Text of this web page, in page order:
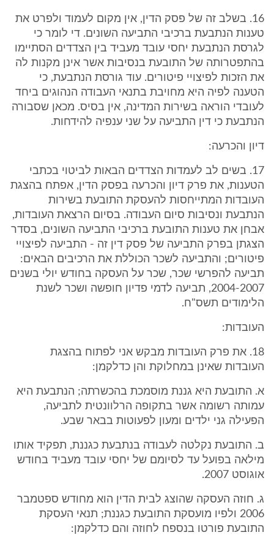
16. בשלב זה של פסק הדין, אין מקום לעמוד ולפרט את
טענות הנתבעת ברכיבי התביעה השונים. די לומר כי
לגרסת הנתבעת יחסי עובד מעביד בין הצדדים הסתיימו
בהתפטרותה של התובעת בנסיבות אשר אינן מקנות לה
את הזכות לפיצויי פיטורים. עוד גורסת הנתבעת, כי
הטענה לפיה היא מחויבת בתנאי העבודה הנהוגים ביחד
לעובדי הוראה בשירות המדינה, אין בסיס. מכאן שסבורה
הנתבעת כי דין התביעה על שני ענפיה להידחות.
דיון והכרעה:
17. בשים לב לעמדות הצדדים הבאות לביטוי בכתבי
הטענות, את פרק דיון והכרעה בפסק הדין, אפתח בהצגת
העובדות המתייחסות להעסקת התובעת בשירות
הנתבעת ונסיבות סיום העבודה. בסיום הרצאת העובדות,
אבחן את טענות התובעת ברכיבי התביעה השונים, בסדר
הצגתן בפרק התביעה של פסק דין זה - התביעה לפיצויי
פיטורים; והתביעה לשכר הכוללת את הרכיבים הבאים:
תביעה להפרשי שכר, שכר על העסקה בחודש יולי בשנים
2004-2007, תביעה לדמי פדיון חופשה ושכר לשנת
הלימודים תשס"ח.
העובדות:
18. את פרק העובדות מבקש אני לפתוח בהצגת
העובדות שאינן במחלוקת והן כדלקמן:
א. התובעת היא גננת מוסמכת בהכשרתה; הנתבעת היא
עמותה רשומה אשר בתקופה הרלוונטית לתביעה,
הפעילה גני ילדים ומעון לפעוטות בבאר שבע.
ב. התובעת נקלטה לעבודה בנתבעת כגננת, תפקיד אותו
מילאה בפועל עד לסיומם של יחסי עובד מעביד בחודש
אוגוסט 2007.
ג. חוזה העסקה שהוצג לבית הדין הוא מחודש ספטמבר
2006 ולפיו מועסקת התובעת כגננת; תנאי העסקת
התובעת פורטו בנספח לחוזה והם כדלקמן: